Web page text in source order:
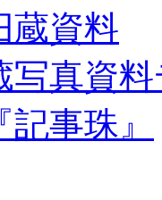
蔵資料
写真資
事珠』